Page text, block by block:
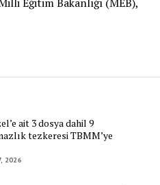
ait 3 dosya dahil 9
tezkeresi TBMM’ye
2026